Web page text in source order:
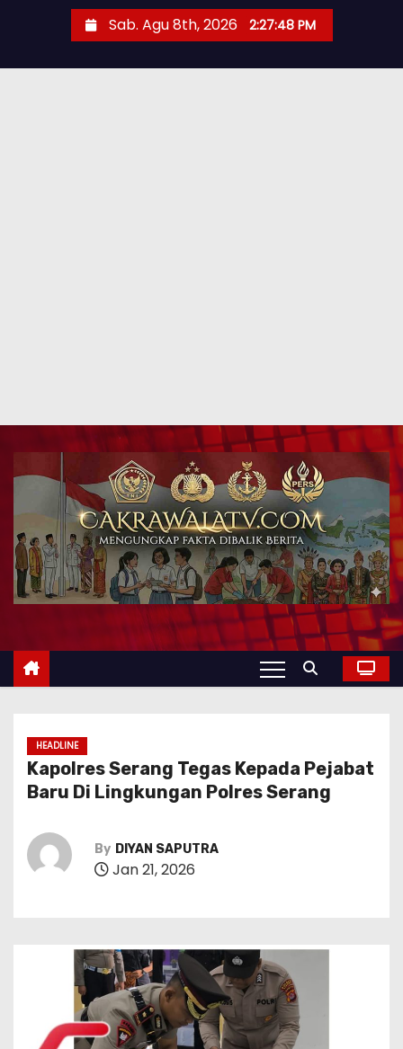
Sab. Agu 8th, 2026 2:27:49 PM
HEADLINE
Kapolres Serang Tegas Kepada Pejabat
Baru Di Lingkungan Polres Serang
By DIYAN SAPUTRA
Jan 21, 2026